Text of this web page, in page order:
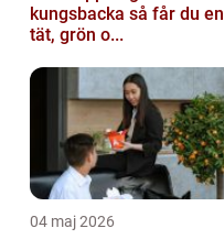
kungsbacka så får du en
tät, grön o...
04 maj 2026